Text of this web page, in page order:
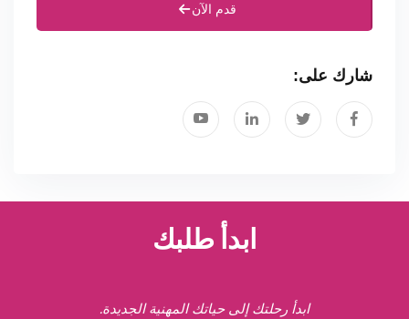
قدم الآن
شارك على:
ابدأ طلبك
ابدأ رحلتك إلى حياتك المهنية الجديدة.